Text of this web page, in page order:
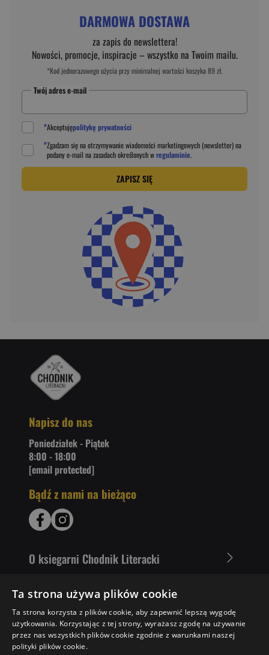
DARMOWA DOSTAWA
za zapis do newslettera!
Nowości, promocje, inspiracje – wszystko na Twoim mailu.
*Kod jednorazowego użycia przy minimalnej wartości koszyka 89 zł.
Twój adres e-mail
*Akceptujępolitykę prywatności
*Zgadzam się na otrzymywanie wiadomości marketingowych (newsletter) na
podanye-mail na zasadach określonych wregulaminie.
ZAPISZ SIĘ
Napisz do nas
Poniedziałek - Piątek
8:00 - 18:00
[email protected]
Bądź z nami na bieżąco
O ksiegarni Chodnik Literacki
Zakupy u nas
Nasza oferta
Literaci polecają
Ta strona używa plików cookie
Ta strona korzysta z plików cookie, aby zapewnić lepszą wygodę
użytkowania. Korzystając z tej strony, wyrażasz zgodę na używanie
przez nas wszystkich plików cookie zgodnie z warunkami naszej
polityki plików cookie.